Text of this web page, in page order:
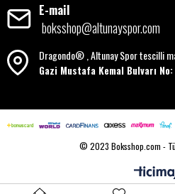
E-mail
boksshop@altunayspor.com
Dragondo® , Altunay Spor tescilli
Gazi Mustafa Kemal Bulvarı
© 2023 Boksshop.com -